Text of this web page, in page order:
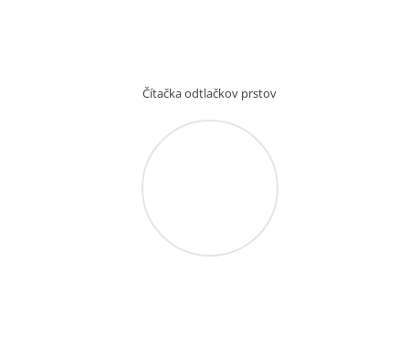
Čítačka odtlačkov prstov